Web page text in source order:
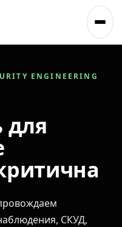
ENGINEERING
для
СКУД,